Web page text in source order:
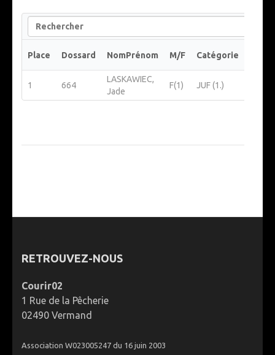
Search
Place Dossard NomPrénom M/F Catégorie
1 664
LASKAWIEC,
Jade
F(1) JUF (1.)
RETROUVEZ-NOUS
Courir02
1 Rue de la Pêcherie
02490 Vermand
Association W023005247 du 16 juin 2003